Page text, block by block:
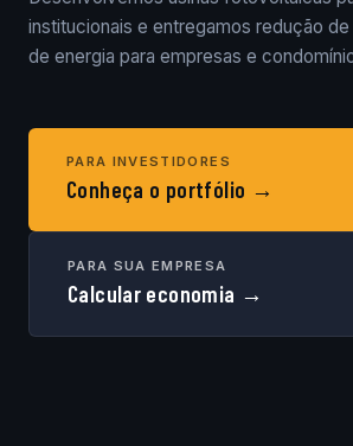
institucionais e entregamos redução
de energia para empresas e
PARA INVESTIDORES
Conheça o portfólio →
PARA SUA EMPRESA
Calcular economia →